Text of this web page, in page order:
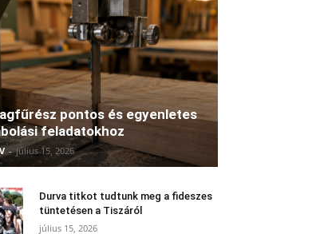
pontos és egyenletes
feladatokhoz
- július 15, 2026
Durva titkot tudtunk meg a fideszes
tüntetésen a Tiszáról
július 15, 2026